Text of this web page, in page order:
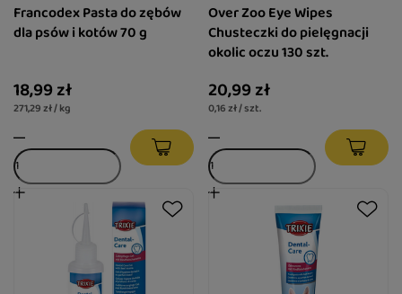
Francodex Pasta do zębów
dla psów i kotów 70 g
18,99 zł
271,29 zł / kg
Over Zoo Eye Wipes
Chusteczki do pielęgnacji
okolic oczu 130 szt.
20,99 zł
0,16 zł / szt.